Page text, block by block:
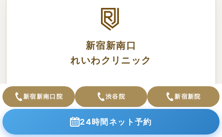
新宿新南口
れいわクリニック
皮膚科・形成外科
泌尿器科・美容皮膚科
〒160-0022
新宿新南口院 渋谷院 新宿新院
24時間ネット予約